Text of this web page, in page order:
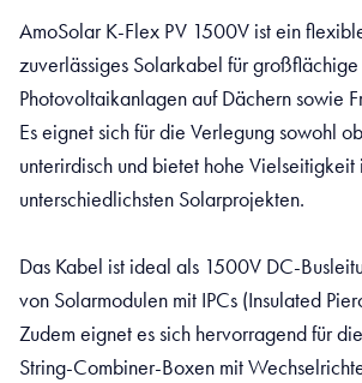
AmoSolar K-Flex PV 1500V ist ein
zuverlässiges Solarkabel für großflächige
Photovoltaikanlagen auf Dächern sowie
Es eignet sich für die Verlegung sowohl
unterirdisch und bietet hohe Vielseitigkeit
unterschiedlichsten Solarprojekten.
Das Kabel ist ideal als 1500V DC-
von Solarmodulen mit IPCs (Insulated
Zudem eignet es sich hervorragend für
String-Combiner-Boxen mit